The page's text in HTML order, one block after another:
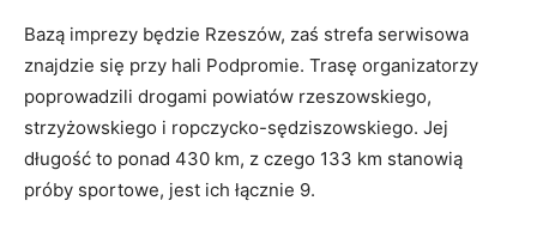
Bazą imprezy będzie Rzeszów, zaś strefa serwisowa
znajdzie się przy hali Podpromie. Trasę organizatorzy
poprowadzili drogami powiatów rzeszowskiego,
strzyżowskiego i ropczycko-sędziszowskiego. Jej
długość to ponad 430 km, z czego 133 km stanowią
próby sportowe, jest ich łącznie 9.